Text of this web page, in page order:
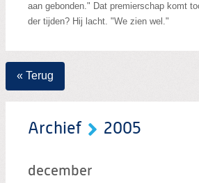
aan gebonden." Dat premierschap komt
der tijden? Hij lacht. "We zien wel."
« Terug
Archief 2005
december